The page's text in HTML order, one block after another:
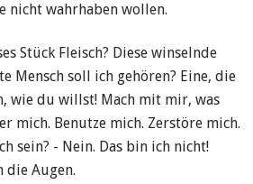
nicht wahrhaben wollen.
Stück Fleisch? Diese winselnde
Mensch soll ich gehören? Eine, die
wie du willst! Mach mit mir, was
mich. Benutze mich. Zerstöre mich.
sein? - Nein. Das bin ich nicht!
die Augen.